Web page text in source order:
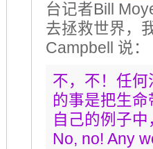
台记者Bill
去拯救世界，
Campbell 说：
不，不！任
的事是把生
自己的例子
No, no! Any